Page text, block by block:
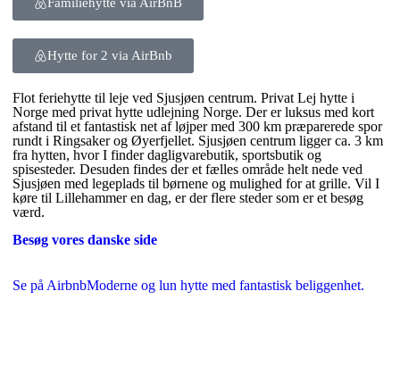
Hytte for 2 via AirBnb
Flot feriehytte til leje ved Sjusjøen centrum. Privat Lej hytte i
Norge med privat hytte udlejning Norge. Der er luksus med kort
afstand til et fantastisk net af løjper med 300 km præparerede spor
rundt i Ringsaker og Øyerfjellet. Sjusjøen centrum ligger ca. 3 km
fra hytten, hvor I finder dagligvarebutik, sportsbutik og
spisesteder. Desuden findes der et fælles område helt nede ved
Sjusjøen med legeplads til børnene og mulighed for at grille. Vil I
køre til Lillehammer en dag, er der flere steder som er et besøg
værd.
Besøg vores danske side
Se på AirbnbModerne og lun hytte med fantastisk beliggenhet.